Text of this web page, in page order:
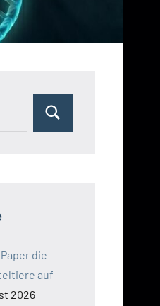
Suchen
die
auf
2026